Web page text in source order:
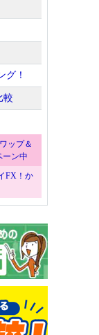
グ！
較
ップ＆
ーン中
FX！か